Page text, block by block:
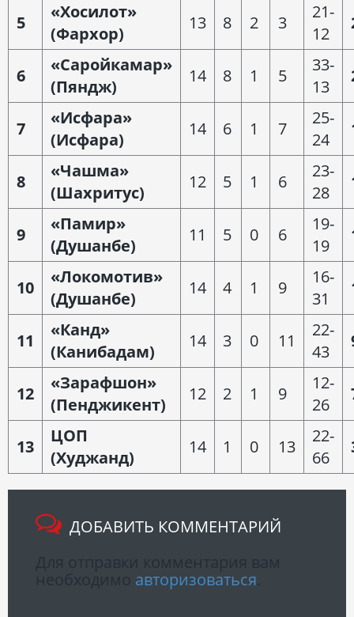
5
«Хосилот»
(Фархор)
13 8 2 3
21-
12
6
«Саройкамар»
(Пяндж)
14 8 1 5
33-
13
7
«Исфара»
(Исфара)
14 6 1 7
25-
24
8
«Чашма»
(Шахритус)
12 5 1 6
23-
28
9
«Памир»
(Душанбе)
11 5 0 6
19-
19
10
«Локомотив»
(Душанбе)
14 4 1 9
16-
31
11
«Канд»
(Канибадам)
14 3 0 11
22-
43
12
«Зарафшон»
(Пенджикент)
12 2 1 9
12-
26
13
ЦОП
(Худжанд)
14 1 0 13
22-
66
ДОБАВИТЬ КОММЕНТАРИЙ
авторизоваться